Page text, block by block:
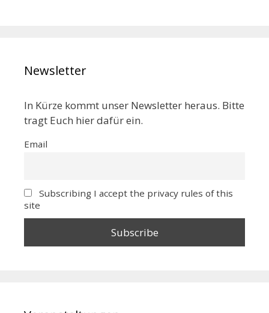
Newsletter
In Kürze kommt unser Newsletter heraus. Bitte
tragt Euch hier dafür ein.
Email
Subscribing I accept the privacy rules of this
site